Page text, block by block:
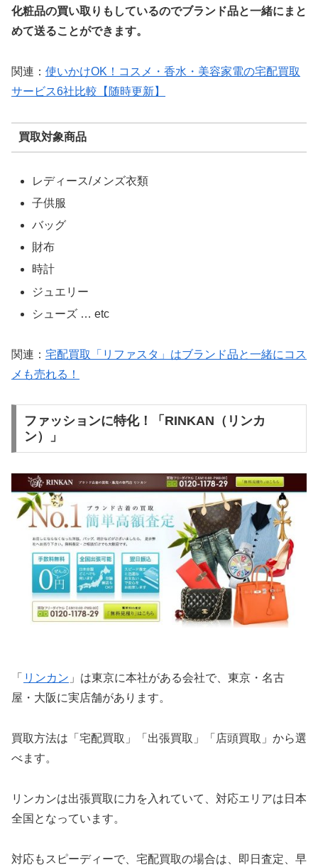
化粧品の買い取りもしているのでブランド品と一緒にまと
めて送ることができます。
関連： 使いかけOK！コスメ・香水・美容家電の宅配買取
サービス6社比較【随時更新】
買取対象商品
レディース/メンズ衣類
子供服
バッグ
財布
時計
ジュエリー
シューズ … etc
関連： 宅配買取「リファスタ」はブランド品と一緒にコス
メも売れる！
ファッションに特化！「RINKAN（リンカ
ン）」
「 リンカン 」は東京に本社がある会社で、東京・名古
屋・大阪に実店舗があります。
買取方法は「宅配買取」「出張買取」「店頭買取」から選
べます。
リンカンは出張買取に力を入れていて、対応エリアは日本
全国となっています。
対応もスピーディーで、宅配買取の場合は、即日査定、早